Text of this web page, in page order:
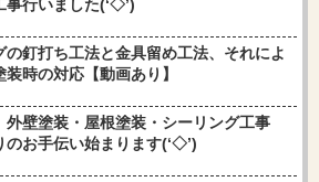
行いました(‘◇’)ゞ
の釘打ち工法と金具留め工法、それによ
装時の対応【動画あり】
外壁塗装・屋根塗装・シーリング工事
お手伝い始まります(‘◇’)ゞ